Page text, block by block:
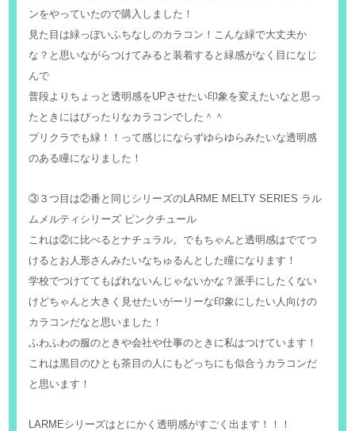
ンをやっていたので購入しました！
見た目は緑っぽいふちなしのカラコン！こんな緑で大丈夫か
な？と思いながらつけてみると装着すると緑感がなく目になじ
んで
普段よりちょっと透明感をUPさせたい印象を変えたいなと思っ
たときにはぴったりなカラコンでした＾＾
プリクラでも緑！！って感じにならずゆらゆらみたいな透明感
のある瞳になりました！
③３つ目は②番と同じシリーズのLARME MELTY SERIES ラル
ムメルティシリーズ ピンクチュール
これは②に比べるとナチュラル。でもちゃんと透明感はでてつ
けるとお人形さんみたいなちゅるんとした瞳になります！
学校でつけててもばれないんじゃないかな？派手にしたくない
けどちゃんと大きく見せたいがーリーな印象にしたい人向けの
カラコンだなと思いました！
ふわふわの服のときや会社や仕事のときに私はつけています！
これは黒目のひとも茶目の人にもどっちにも似合うカラコンだ
と思います！
LARMEシリーズはとにかく透明感がすごく出ます！！！